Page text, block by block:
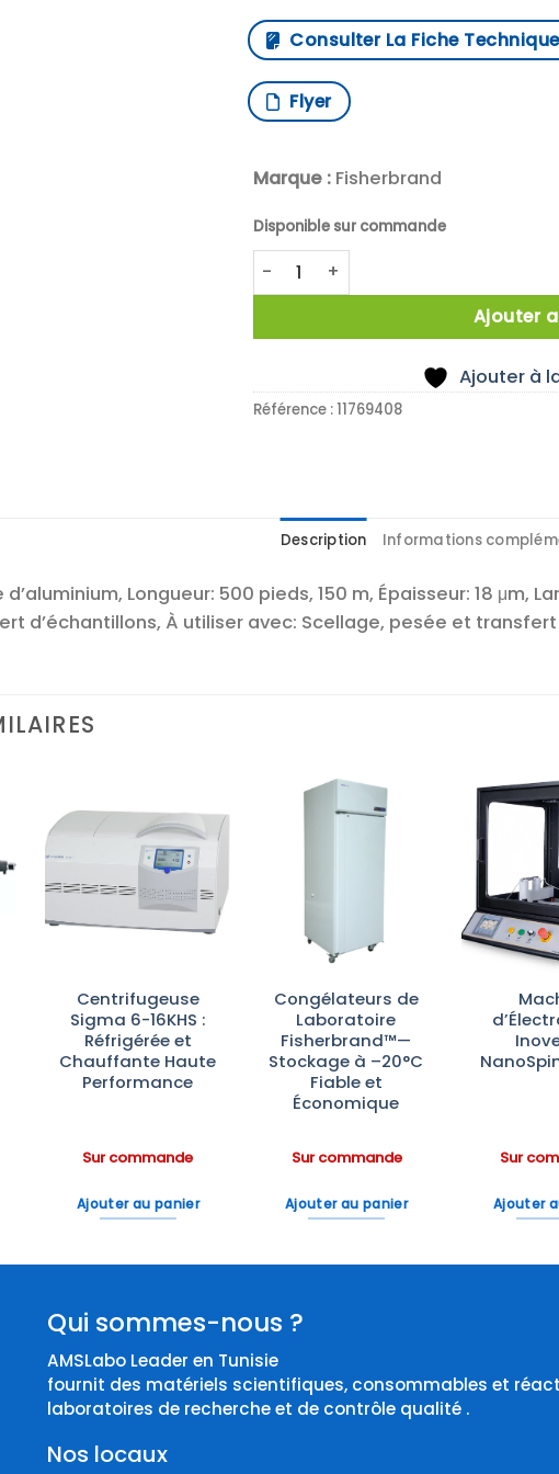
Consulter La Fiche Technique
Flyer
Marque :Fisherbrand
Disponible sur commande
quantité de Rouleau Alu 18µM x
Ajouter
Ajouter à
Référence :11769408
Description Informations
Longueur: 500 pieds, 150 m, Épaisseur: 18 μm,
d’échantillons, À utiliser avec: Scellage, pesée et transfert
Ajouter
d’envies
Centrifugeuse
Sigma 6-16KHS :
Réfrigérée et
Chauffante Haute
Performance
Sur commande
Ajouter au panier
Congélateurs de
Laboratoire
Fisherbrand™—
Stockage à –20°C
Fiable et
Économique
Sur commande
Ajouter au panier
Sur
Ajouter
Qui sommes-nous ?
AMSLabo Leader en Tunisie
fournit des matériels scientifiques, consommables et
laboratoires de recherche et de contrôle qualité .
Nos locaux